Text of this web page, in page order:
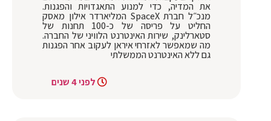
את המדיה, כדי למנוע התאגדויות והפגנות.
מנכ״ל חברת SpaceX המליארדר אילון מאסק
החליט על פריסה של כ-100 תחנות של
סטארלינק, שירות האינטרנט הלוויני של החברה.
מה שמאפשר לאזרחי איראן לעקוב אחר הפגנות
גם ללא האינטרנט הממשלתי
לפני 4 שנים